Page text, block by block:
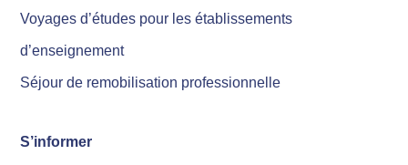
Voyages d’études pour les établissements
d’enseignement
Séjour de remobilisation professionnelle
S’informer